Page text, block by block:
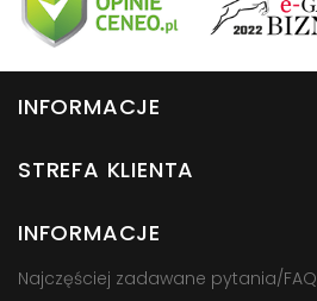
INFORMACJE
STREFA KLIENTA
INFORMACJE
Najczęściej zadawane pytania/FAQ